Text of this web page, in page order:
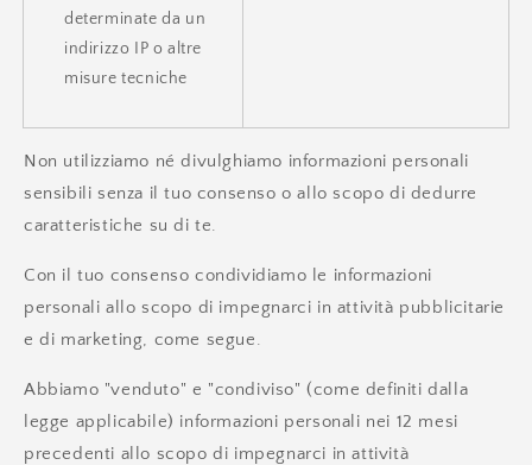
determinate da un
indirizzo IP o altre
misure tecniche
Non utilizziamo né divulghiamo informazioni personali
sensibili senza il tuo consenso o allo scopo di dedurre
caratteristiche su di te.
Con il tuo consenso condividiamo le informazioni
personali allo scopo di impegnarci in attività pubblicitarie
e di marketing, come segue.
Abbiamo "venduto" e "condiviso" (come definiti dalla
legge applicabile) informazioni personali nei 12 mesi
precedenti allo scopo di impegnarci in attività